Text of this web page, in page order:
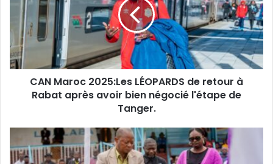
LÉOPARDS
retour
à
Rabat
après
de
Tanger.
CAN Maroc 2025:Les LÉOPARDS de retour à
Rabat après avoir bien négocié l'étape de
Tanger.
Funérailles
de
Douglas